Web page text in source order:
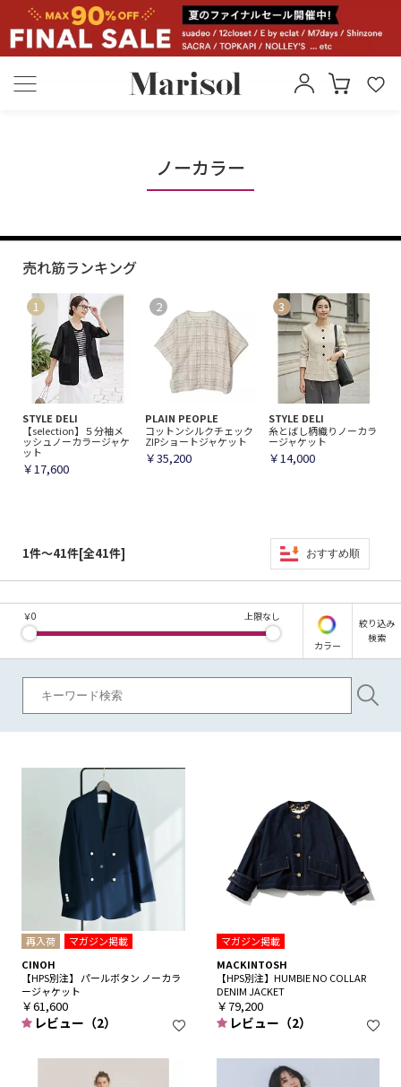
ノーカラー
売れ筋ランキング
STYLE DELI
【selection】５分袖メ
ッシュノーカラージャケ
ット
￥17,600
PLAIN PEOPLE
コットンシルクチェック
ZIPショートジャケット
￥35,200
STYLE DELI
糸とばし柄織りノーカラ
ージャケット
￥14,000
1件～41件[全41件] おすすめ順
￥0 上限なし
カラー
絞り込み
検索
再入荷
マガジン掲載
CINOH
【HPS別注】 パールボタン ノーカラ
ージャケット
￥61,600
レビュー（2）
マガジン掲載
MACKINTOSH
【HPS別注】HUMBIE NO COLLAR
DENIM JACKET
￥79,200
レビュー（2）